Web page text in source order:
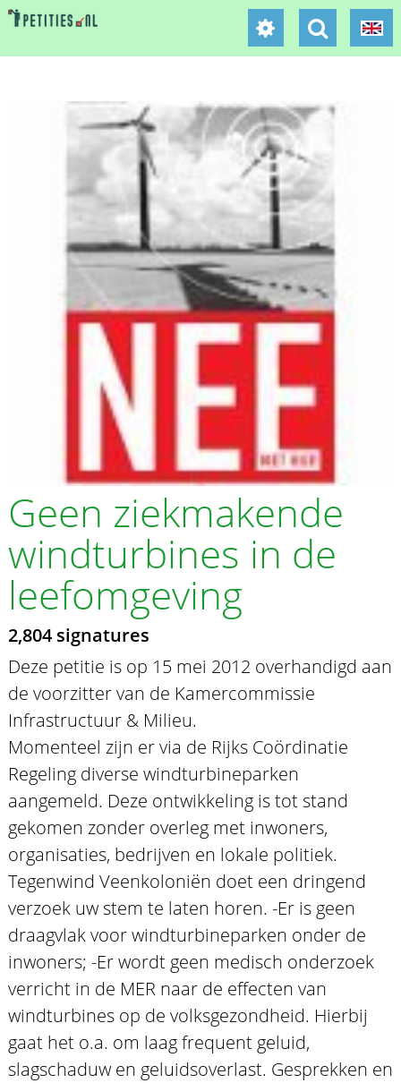
Geen ziekmakende
windturbines in de
leefomgeving
2,804 signatures
Deze petitie is op 15 mei 2012 overhandigd aan
de voorzitter van de Kamercommissie
Infrastructuur & Milieu.
Momenteel zijn er via de Rijks Coördinatie
Regeling diverse windturbineparken
aangemeld. Deze ontwikkeling is tot stand
gekomen zonder overleg met inwoners,
organisaties, bedrijven en lokale politiek.
Tegenwind Veenkoloniën doet een dringend
verzoek uw stem te laten horen. -Er is geen
draagvlak voor windturbineparken onder de
inwoners; -Er wordt geen medisch onderzoek
verricht in de MER naar de effecten van
windturbines op de volksgezondheid. Hierbij
gaat het o.a. om laag frequent geluid,
slagschaduw en geluidsoverlast. Gesprekken en